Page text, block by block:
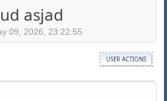
asjad
09, 2026, 23:22:55
USER ACTIONS